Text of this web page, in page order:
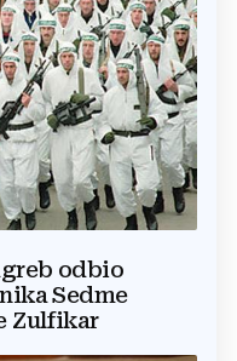
odbio
Sedme
Zulfikar